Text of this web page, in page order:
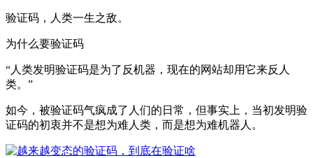
验证码，人类一生之敌。
为什么要验证码
“人类发明验证码是为了反机器，现在的网站却用它来反人
类。”
如今，被验证码气疯成了人们的日常，但事实上，当初发明验
证码的初衷并不是想为难人类，而是想为难机器人。